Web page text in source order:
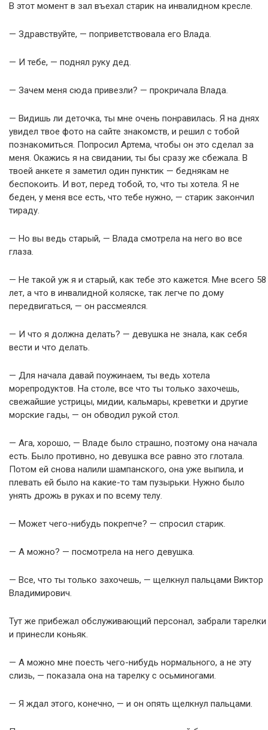
В этот момент в зал въехал старик на инвалидном кресле.
— Здравствуйте, — поприветствовала его Влада.
— И тебе, — поднял руку дед.
— Зачем меня сюда привезли? — прокричала Влада.
— Видишь ли деточка, ты мне очень понравилась. Я на днях
увидел твое фото на сайте знакомств, и решил с тобой
познакомиться. Попросил Артема, чтобы он это сделал за
меня. Окажись я на свидании, ты бы сразу же сбежала. В
твоей анкете я заметил один пунктик — беднякам не
беспокоить. И вот, перед тобой, то, что ты хотела. Я не
беден, у меня все есть, что тебе нужно, — старик закончил
тираду.
— Но вы ведь старый, — Влада смотрела на него во все
глаза.
— Не такой уж я и старый, как тебе это кажется. Мне всего 58
лет, а что в инвалидной коляске, так легче по дому
передвигаться, — он рассмеялся.
— И что я должна делать? — девушка не знала, как себя
вести и что делать.
— Для начала давай поужинаем, ты ведь хотела
морепродуктов. На столе, все что ты только захочешь,
свежайшие устрицы, мидии, кальмары, креветки и другие
морские гады, — он обводил рукой стол.
— Ага, хорошо, — Владе было страшно, поэтому она начала
есть. Было противно, но девушка все равно это глотала.
Потом ей снова налили шампанского, она уже выпила, и
плевать ей было на какие-то там пузырьки. Нужно было
унять дрожь в руках и по всему телу.
— Может чего-нибудь покрепче? — спросил старик.
— А можно? — посмотрела на него девушка.
— Все, что ты только захочешь, — щелкнул пальцами Виктор
Владимирович.
Тут же прибежал обслуживающий персонал, забрали тарелки
и принесли коньяк.
— А можно мне поесть чего-нибудь нормального, а не эту
слизь, — показала она на тарелку с осьминогами.
— Я ждал этого, конечно, — и он опять щелкнул пальцами.